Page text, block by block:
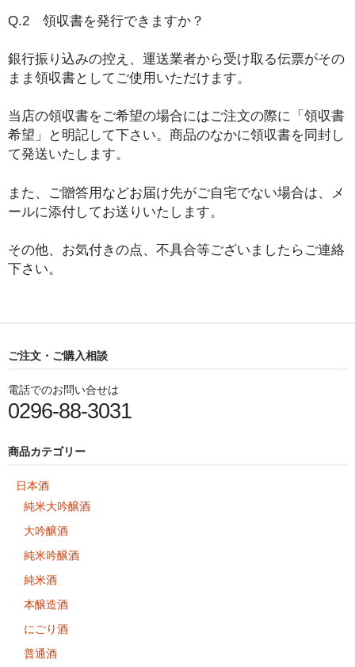
Q.2 領収書を発行できますか？
銀行振り込みの控え、運送業者から受け取る伝票がその
まま領収書としてご使用いただけます。
当店の領収書をご希望の場合にはご注文の際に「領収書
希望」と明記して下さい。商品のなかに領収書を同封し
て発送いたします。
また、ご贈答用などお届け先がご自宅でない場合は、メ
ールに添付してお送りいたします。
その他、お気付きの点、不具合等ございましたらご連絡
下さい。
ご注文・ご購入相談
電話でのお問い合せは
0296-88-3031
商品カテゴリー
日本酒
純米大吟醸酒
大吟醸酒
純米吟醸酒
純米酒
本醸造酒
にごり酒
普通酒